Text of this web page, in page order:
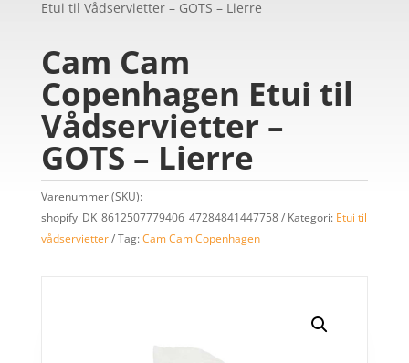
Etui til Vådservietter – GOTS – Lierre
Cam Cam
Copenhagen Etui til
Vådservietter –
GOTS – Lierre
Varenummer (SKU):
shopify_DK_8612507779406_47284841447758
Kategori: Etui til
vådservietter
Tag:Cam Cam Copenhagen